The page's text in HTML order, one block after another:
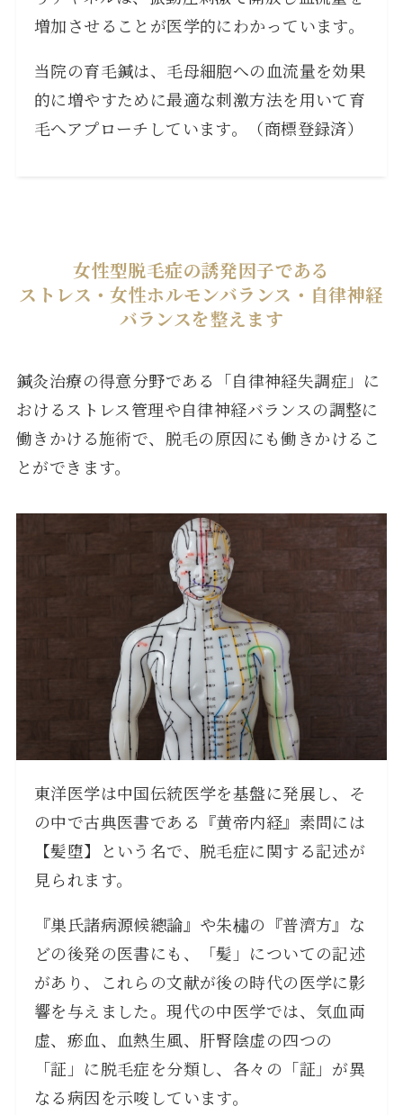
増加させることが医学的にわかっています。
当院の育毛鍼は、毛母細胞への血流量を効果
的に増やすために最適な刺激方法を用いて育
毛へアプローチしています。（商標登録済）
女性型脱毛症の誘発因子である
ストレス・女性ホルモンバランス・自律神経
バランスを整えます
鍼灸治療の得意分野である「自律神経失調症」に
おけるストレス管理や自律神経バランスの調整に
働きかける施術で、脱毛の原因にも働きかけるこ
とができます。
東洋医学は中国伝統医学を基盤に発展し、そ
の中で古典医書である『黄帝内経』素問には
【髪堕】という名で、脱毛症に関する記述が
見られます。
『巣氏諸病源候總論』や朱橚の『普濟方』な
どの後発の医書にも、「髪」についての記述
があり、これらの文献が後の時代の医学に影
響を与えました。現代の中医学では、気血両
虚、瘀血、血熱生風、肝腎陰虚の四つの
「証」に脱毛症を分類し、各々の「証」が異
なる病因を示唆しています。